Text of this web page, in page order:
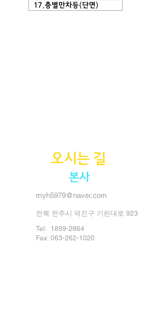
17.층별만차등(단면)
오시는 길
본사
myh5979@naver.com
전북 전주시 덕진구 기린대로 923
Tel: 1899-2864
Fax: 063-262-1020